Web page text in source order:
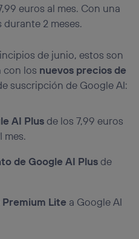
euros al mes. Con una
2 meses.
de junio, estos son
con los nuevos precios de
suscripción de Google AI:
AI Plusde los 7,99 euros
mes.
de Google AI Plusde
Premium Lite a Google AI